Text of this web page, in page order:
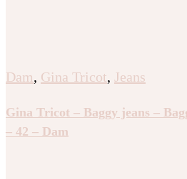
Dam, Gina Tricot, Jeans
Gina Tricot – Baggy jeans –
– 42 – Dam